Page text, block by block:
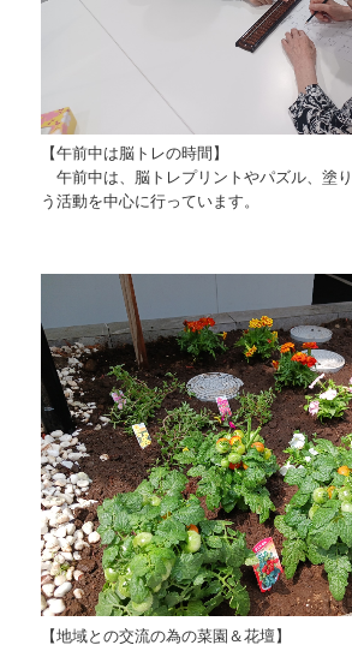
【午前中は脳トレの時間】
午前中は、脳トレプリントやパズル、塗
う活動を中心に行っています。
【地域との交流の為の菜園＆花壇】